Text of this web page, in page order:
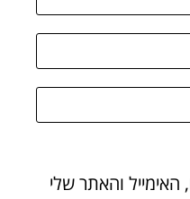
והאתר שלי